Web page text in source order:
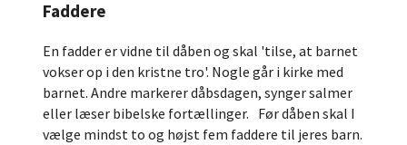
Faddere
En fadder er vidne til dåben og skal 'tilse, at barnet
vokser op i den kristne tro'. Nogle går i kirke med
barnet. Andre markerer dåbsdagen, synger salmer
eller læser bibelske fortællinger. Før dåben skal I
vælge mindst to og højst fem faddere til jeres barn.